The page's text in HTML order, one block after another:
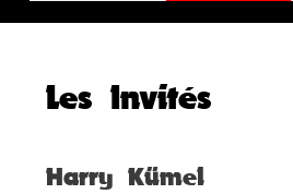
Les Invités
Harry Kümel